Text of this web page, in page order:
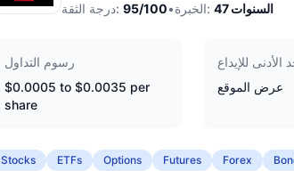
درجة الثقة: 95/100• الخبرة: 47 السنوات
رسوم التداول
$0.0005 to $0.0035 per
share
الأدنى للإيداع
عرض الموقع
Stocks ETFs Options Futures Forex